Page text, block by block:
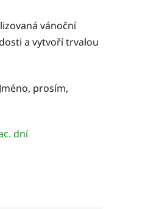
vánoční
a vytvoří trvalou
prosím,
dní